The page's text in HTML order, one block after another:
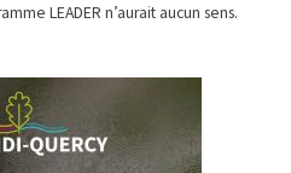
LEADER n’aurait aucun sens.